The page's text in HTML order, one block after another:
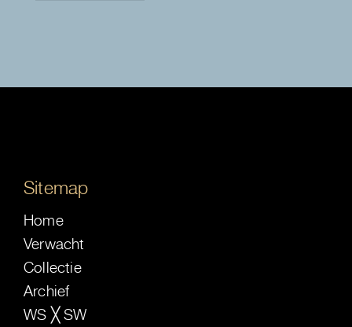
Sitemap
Home
Verwacht
Collectie
Archief
WS ╳ SW